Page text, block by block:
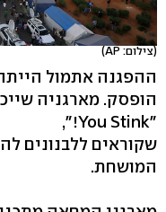
(צילום: AP)
ההפגנה אתמול
הופסק. מארגניה
"You Stink!",
שקוראים ללבנונים
המושחת.